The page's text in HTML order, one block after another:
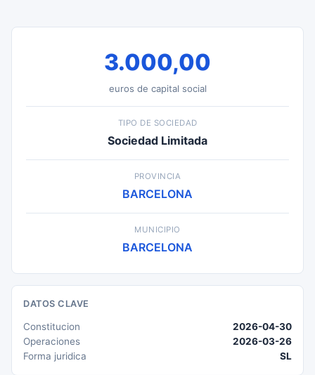
3.000,00
euros de capital social
TIPO DE SOCIEDAD
Sociedad Limitada
PROVINCIA
BARCELONA
MUNICIPIO
BARCELONA
DATOS CLAVE
Constitucion
2026-04-30
Operaciones
2026-03-26
Forma juridica
SL